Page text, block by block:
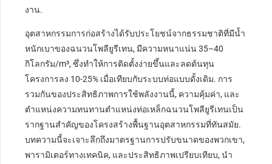
งาน.
อุตสาหกรรมการก่อสร้างได้รับประโยชน์จากธรรมชาติที่มีน้ำ
หนักเบาของฉนวนโพลียูรีเทน, มีความหนาแน่น 35–40
กิโลกรัม/m³, ซึ่งทำให้การติดตั้งง่ายขึ้นและลดต้นทุน
โครงการลง 10-25% เมื่อเทียบกับระบบท่อแบบดั้งเดิม. การ
รวมกันของประสิทธิภาพการใช้พลังงานนี้, ความคุ้มค่า, และ
ตำแหน่งความทนทานตำแหน่งท่อเหล็กฉนวนโพลียูรีเทนเป็น
รากฐานสำคัญของโครงสร้างพื้นฐานอุตสาหกรรมที่ทันสมัย.
บทความนี้จะเจาะลึกถึงมาตรฐานการปรับขนาดของพวกเขา,
พารามิเตอร์ทางเทคนิค, และประสิทธิภาพเปรียบเทียบ, นำ